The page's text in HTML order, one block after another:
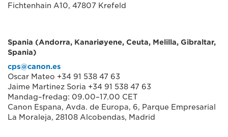
Fichtenhain A10, 47807 Krefeld
Spania (Andorra, Kanariøyene, Ceuta, Melilla, Gibraltar,
Spania)
cps@canon.es
Oscar Mateo +34 91 538 47 63
Jaime Martinez Soria +34 91 538 47 63
Mandag–fredag: 09.00–17.00 CET
Canon Espana, Avda. de Europa, 6, Parque Empresarial
La Moraleja, 28108 Alcobendas, Madrid